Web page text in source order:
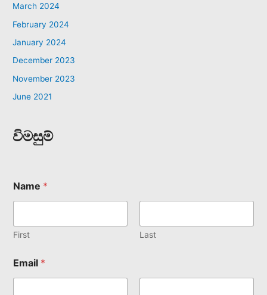
March 2024
February 2024
January 2024
December 2023
November 2023
June 2021
විමසුම්
Name *
First Last
Email *